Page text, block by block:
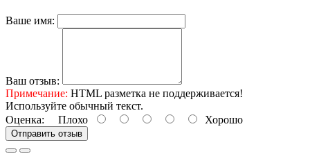
Ваше имя:
Ваш отзыв:
Примечание: HTML разметка не поддерживается!
Используйте обычный текст.
Оценка: Плохо Хорошо
Отправить отзыв